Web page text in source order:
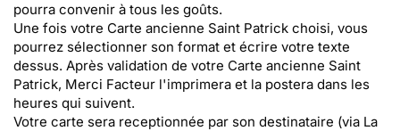
pourra convenir à tous les goûts.
Une fois votre Carte ancienne Saint Patrick choisi, vous
pourrez sélectionner son format et écrire votre texte
dessus. Après validation de votre Carte ancienne Saint
Patrick, Merci Facteur l'imprimera et la postera dans les
heures qui suivent.
Votre carte sera receptionnée par son destinataire (via La